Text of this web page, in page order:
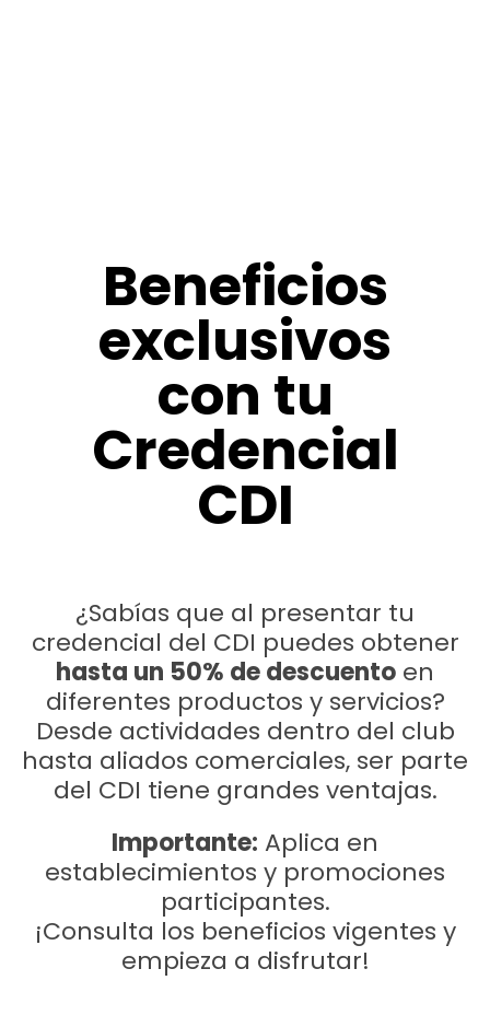
Beneficios
exclusivos
con tu
Credencial
CDI
¿Sabías que al presentar tu
credencial del CDI puedes obtener
hasta un 50% de descuento en
diferentes productos y servicios?
Desde actividades dentro del club
hasta aliados comerciales, ser parte
del CDI tiene grandes ventajas.
Importante: Aplica en
establecimientos y promociones
participantes.
¡Consulta los beneficios vigentes y
empieza a disfrutar!